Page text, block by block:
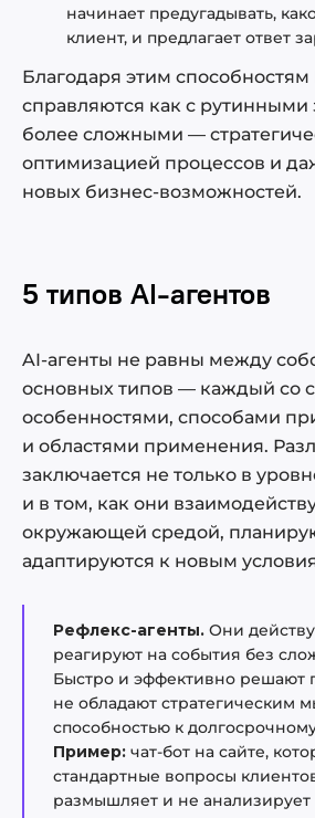
начинает предугадывать,
клиент, и предлагает ответ
Благодаря этим
справляются как с рутинными
более сложными —
оптимизацией процессов и
новых бизнес-возможностей.
5 типов AI-агентов
AI-агенты не равны между
основных типов — каждый со
особенностями, способами
и областями применения.
заключается не только в
и в том, как они
окружающей средой,
адаптируются к новым
Рефлекс-агенты. Они
реагируют на события без
Быстро и эффективно решают
не обладают стратегическим
способностью к
Пример: чат-бот на сайте,
стандартные вопросы
размышляет и не анализирует